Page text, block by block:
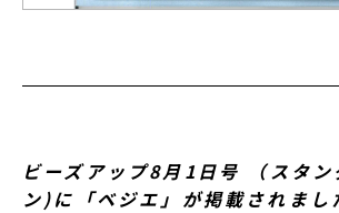
ビーズアップ8月1日号 （スタ
ン)に「ベジエ」が掲載されまし